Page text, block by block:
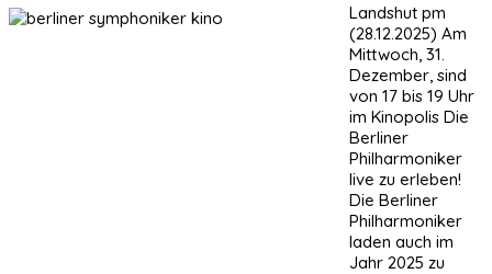
Landshut pm
(28.12.2025) Am
Mittwoch, 31.
Dezember, sind
von 17 bis 19 Uhr
im Kinopolis Die
Berliner
Philharmoniker
live zu erleben!
Die Berliner
Philharmoniker
laden auch im
Jahr 2025 zu